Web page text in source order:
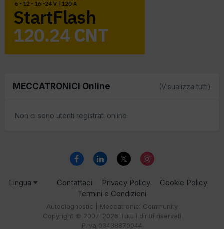
MECCATRONICI Online (Visualizza tutti)
Non ci sono utenti registrati online
Lingua Contattaci Privacy Policy
Cookie Policy
Termini e Condizioni
Autodiagnostic | Meccatronici Community
Copyright © 2007-2026 Tutti i diritti riservati
P.iva 03438870044